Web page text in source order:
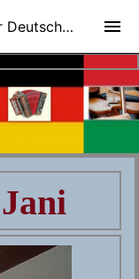
Ehrenamtliche Künstlervermittlung für Deutsch-Ungarische Veranstaltungen